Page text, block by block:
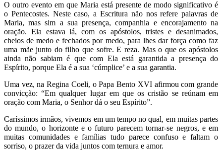
O outro evento em que Maria está presente de modo significativo é
o Pentecostes. Neste caso, a Escritura não nos refere palavras de
Maria, mas sim a sua presença, companhia e encorajamento na
oração. Ela estava lá, com os apóstolos, tristes e desanimados,
cheios de medo e fechados por medo, para lhes dar força como faz
uma mãe junto do filho que sofre. E reza. Mas o que os apóstolos
ainda não sabiam é que com Ela está garantida a presença do
Espírito, porque Ela é a sua ‘cúmplice’ e a sua garantia.
Uma vez, na Regina Coeli, o Papa Bento XVI afirmou com grande
convicção: “Em qualquer lugar em que os cristão se reúnam em
oração com Maria, o Senhor dá o seu Espírito”.
Caríssimos irmãos, vivemos em um tempo no qual, em muitas partes
do mundo, o horizonte e o futuro parecem tornar-se negros, e em
muitas comunidades e famílias tudo parece confuso e faltam o
sorriso, o prazer da vida juntos com ternura e amor.